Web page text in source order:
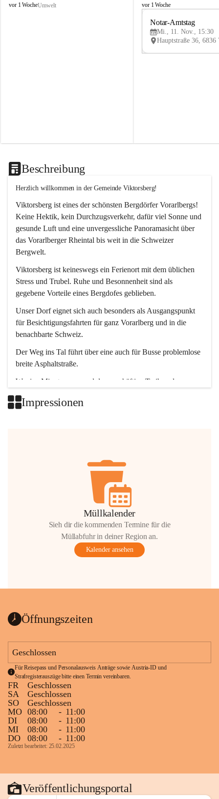
V
vor 1 WocheUmwelt
V
vor 1 Woche
Notar-Amtstag
Mi., 11. Nov., 15:30
Beschreibung
Herzlich willkommen in der Gemeinde Viktorsberg!
Viktorsberg ist eines der schönsten Bergdörfer Vorarlbergs!
Keine Hektik, kein Durchzugsverkehr, dafür viel Sonne und
gesunde Luft und eine unvergessliche Panoramasicht über
das Vorarlberger Rheintal bis weit in die Schweizer
Bergwelt.
Viktorsberg ist keineswegs ein Ferienort mit dem üblichen
Stress und Trubel. Ruhe und Besonnenheit sind als
gegebene Vorteile eines Bergdofes geblieben.
Unser Dorf eignet sich auch besonders als Ausgangspunkt
für Besichtigungsfahrten für ganz Vorarlberg und in die
benachbarte Schweiz.
Der Weg ins Tal führt über eine auch für Busse problemlose
breite Asphaltstraße.
Wenige Minuten nur, und das geschäftige Treiben der
Impressionen
Müllkalender
Sieh dir die kommenden Termine für die
Müllabfuhr in deiner Region an.
Kalender ansehen
Öffnungszeiten
Geschlossen
Für Reisepass und Personalausweis Anträge sowie Austria-ID und
Strafregisterauszüge bitte einen Termin vereinbaren.
FR
Geschlossen
SA
Geschlossen
SO
Geschlossen
MO 08:00 - 11:00
DI
08:00 - 11:00
MI
08:00 - 11:00
DO
08:00 - 11:00
Zuletzt bearbeitet: 25.02.2025
Veröffentlichungsportal